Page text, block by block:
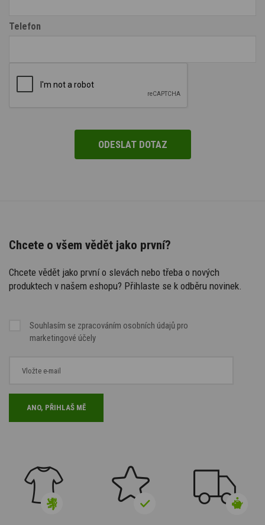
Telefon
Chcete o všem vědět jako první?
Chcete vědět jako první o slevách nebo třeba o nových
produktech v našem eshopu? Přihlaste se k odběru novinek.
Souhlasím se zpracováním osobních údajů pro
marketingové účely